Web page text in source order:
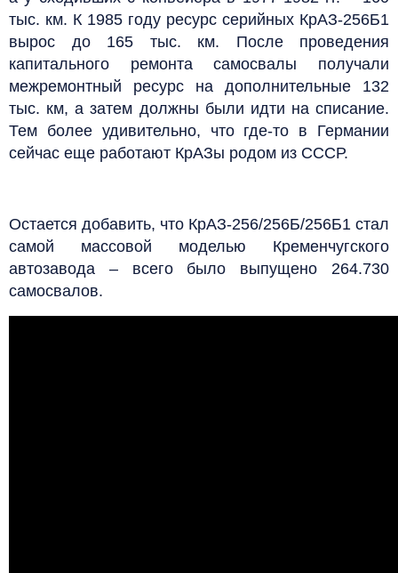
тыс. км. К 1985 году ресурс серийных КрАЗ-256Б1
вырос до 165 тыс. км. После проведения
капитального ремонта самосвалы получали
межремонтный ресурс на дополнительные 132
тыс. км, а затем должны были идти на списание.
Тем более удивительно, что где-то в Германии
сейчас еще работают КрАЗы родом из СССР.
Остается добавить, что КрАЗ-256/256Б/256Б1 стал
самой массовой моделью Кременчугского
автозавода – всего было выпущено 264.730
самосвалов.